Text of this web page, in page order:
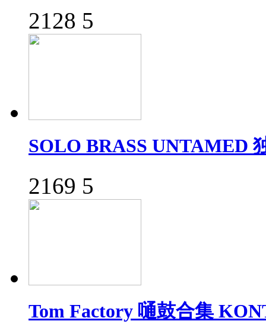
2128 5
SOLO BRASS UNTAMED
2169 5
Tom Factory 嗵鼓合集